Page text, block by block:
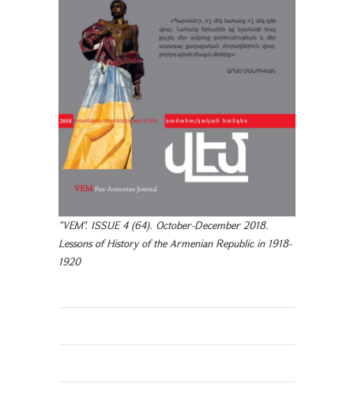
"VEM". ISSUE 4 (64). October-December 2018.
Lessons of History of the Armenian Republic in 1918-
1920